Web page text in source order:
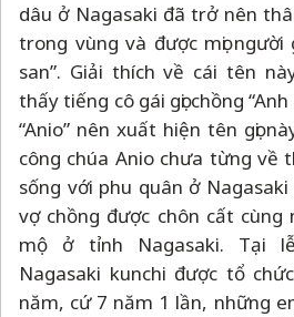
dâu ở Nagasaki đã trở nên
trong vùng và được mọi người
san”. Giải thích về cái tên
thấy tiếng cô gái gọi chồng
“Anio” nên xuất hiện tên gọi
công chúa Anio chưa từng về
sống với phu quân ở
vợ chồng được chôn cất
mộ ở tỉnh Nagasaki. Tại
Nagasaki kunchi được tổ
năm, cứ 7 năm 1 lần, những